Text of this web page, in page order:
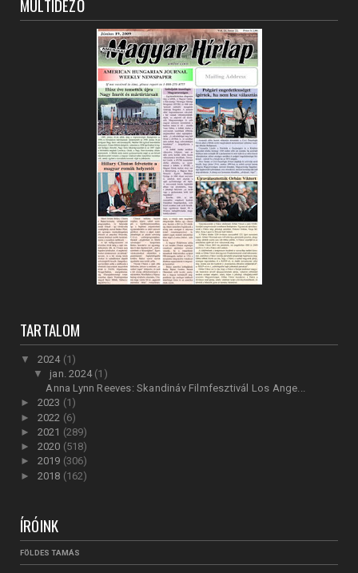
MÚLTIDÉZŐ
TARTALOM
▼ 2024 (1)
▼ jan. 2024 (1)
Anna Lynn Reeves: Skandináv Filmfesztivál Los Ange...
► 2023 (1)
► 2022 (6)
► 2021 (289)
► 2020 (518)
► 2019 (306)
► 2018 (162)
ÍRÓINK
FÖLDES TAMÁS